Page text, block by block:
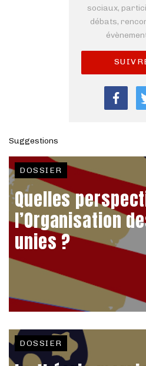
sociaux,
débats,
Suggestions
DOSSIER
Quelles
l’Organisation
unies ?
DOSSIER